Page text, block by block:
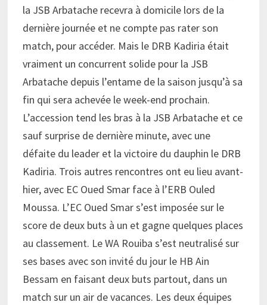
la JSB Arbatache recevra à domicile lors de la
dernière journée et ne compte pas rater son
match, pour accéder. Mais le DRB Kadiria était
vraiment un concurrent solide pour la JSB
Arbatache depuis l’entame de la saison jusqu’à sa
fin qui sera achevée le week-end prochain.
L’accession tend les bras à la JSB Arbatache et ce
sauf surprise de dernière minute, avec une
défaite du leader et la victoire du dauphin le DRB
Kadiria. Trois autres rencontres ont eu lieu avant-
hier, avec EC Oued Smar face à l’ERB Ouled
Moussa. L’EC Oued Smar s’est imposée sur le
score de deux buts à un et gagne quelques places
au classement. Le WA Rouiba s’est neutralisé sur
ses bases avec son invité du jour le HB Ain
Bessam en faisant deux buts partout, dans un
match sur un air de vacances. Les deux équipes